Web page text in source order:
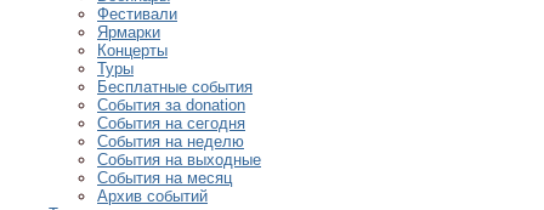
Фестивали
Ярмарки
Концерты
Туры
Бесплатные события
События за donation
События на сегодня
События на неделю
События на выходные
События на месяц
Архив событий